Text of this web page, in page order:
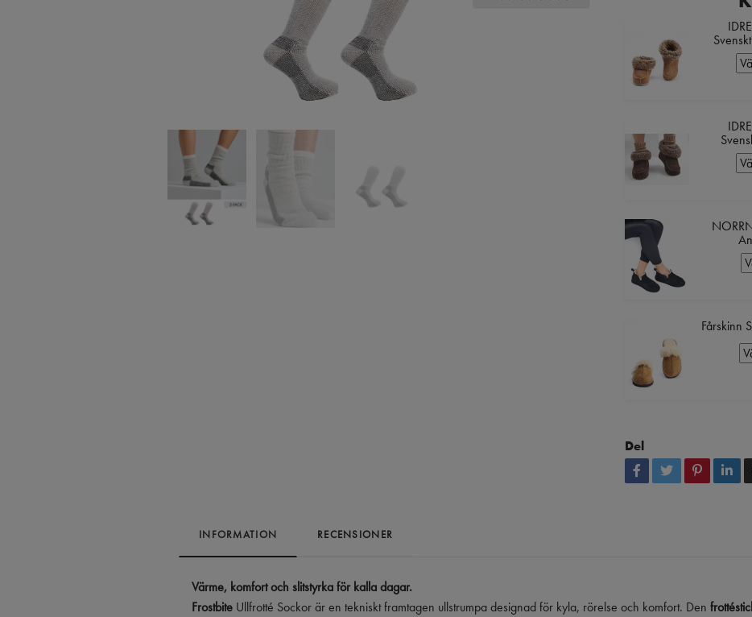
Fårskinn
Del
INFORMATION RECENSIONER
Värme, komfort och slitstyrka för kalla dagar.
Frostbite Ullfrotté Sockor är en tekniskt framtagen ullstrumpa designad för kyla, rörelse och komfort. Den